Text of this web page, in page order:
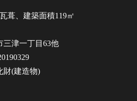
葺、建築面積119㎡
三津一丁目63他
財(建造物)